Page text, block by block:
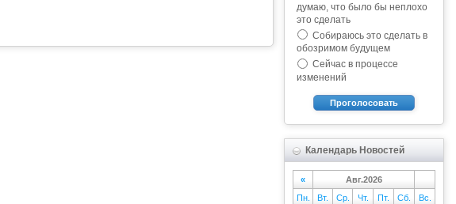
думаю, что было бы неплохо
это сделать
Собираюсь это сделать в
обозримом будущем
Сейчас в процессе
изменений
Проголосовать
Календарь Новостей
«
Авг.2026
Пн.
Вт. Ср. Чт. Пт. Сб.
Вс.